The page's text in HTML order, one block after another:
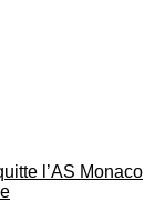
l’AS Monaco